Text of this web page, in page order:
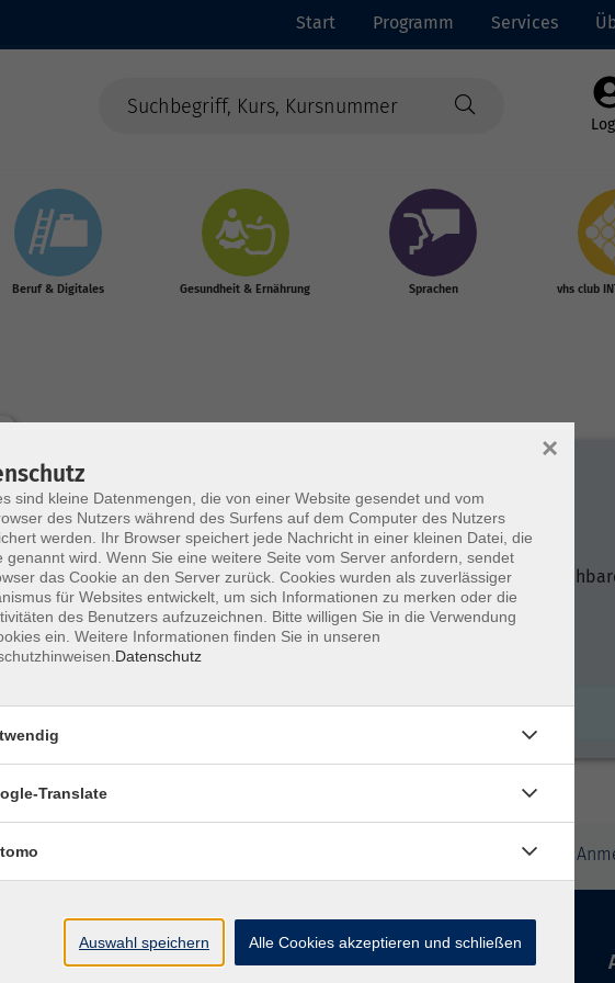
Start Programm Services
Beruf & Digitales Gesundheit & Ernährung Sprachen vhs club
Vietnamesisch
Wochentage Tageszeit nur
Keine passenden Kurse gefunden.
Datenschutzhinweise zur
Social Media
sind kleine Datenmengen, die von einer Website gesendet und vom
des Nutzers während des Surfens auf dem Computer des Nutzers
werden. Ihr Browser speichert jede Nachricht in einer kleinen Datei, die
genannt wird. Wenn Sie eine weitere Seite vom Server anfordern, sendet
das Cookie an den Server zurück. Cookies wurden als zuverlässiger
für Websites entwickelt, um sich Informationen zu merken oder die
des Benutzers aufzuzeichnen. Bitte willigen Sie in die Verwendung
ein. Weitere Informationen finden Sie in unseren
Datenschutz
×
Translate
Auswahl speichern Alle Cookies akzeptieren und schließen